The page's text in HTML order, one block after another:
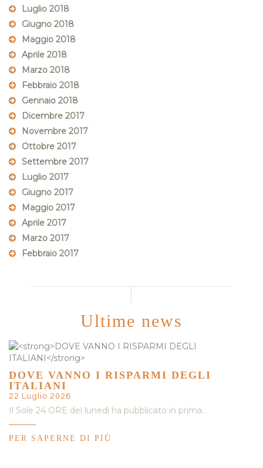
Luglio 2018
Giugno 2018
Maggio 2018
Aprile 2018
Marzo 2018
Febbraio 2018
Gennaio 2018
Dicembre 2017
Novembre 2017
Ottobre 2017
Settembre 2017
Luglio 2017
Giugno 2017
Maggio 2017
Aprile 2017
Marzo 2017
Febbraio 2017
Ultime news
DOVE VANNO I RISPARMI DEGLI
ITALIANI
22 Luglio 2026
Il Sole 24 ORE del lunedì ha pubblicato in prima…
PER SAPERNE DI PIÙ